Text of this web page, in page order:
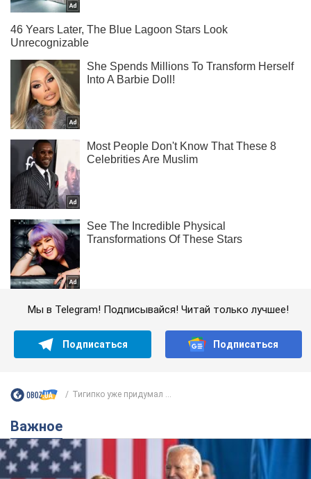
Мы в Telegram! Подписывайся! Читай только лучшее!
Подписаться Подписаться
Тигипко уже придумал ...
Важное